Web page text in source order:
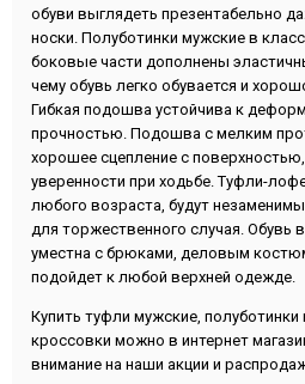
обуви выглядеть презентабельно
носки. Полуботинки мужские в
боковые части дополнены
чему обувь легко обувается и
Гибкая подошва устойчива к
прочностью. Подошва с мелким
хорошее сцепление с
уверенности при ходьбе. Туфли-
любого возраста, будут
для торжественного случая. Обувь
уместна с брюками, деловым
подойдет к любой верхней одежде.
Купить туфли мужские,
кроссовки можно в интернет
внимание на наши акции и